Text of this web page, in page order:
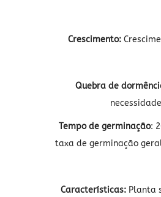
Crescimento:
Quebra de
Tempo de germinação:
taxa de germinação
Características: Planta